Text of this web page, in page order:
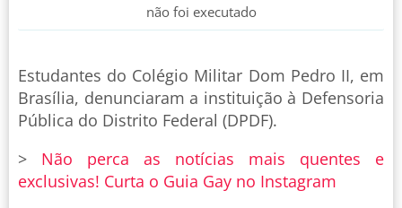
não foi executado
Estudantes do Colégio Militar Dom Pedro II, em
Brasília, denunciaram a instituição à Defensoria
Pública do Distrito Federal (DPDF).
> Não perca as notícias mais quentes e
exclusivas! Curta o Guia Gay no Instagram